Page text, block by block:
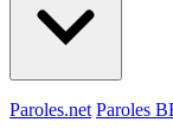
Paroles.net Paroles